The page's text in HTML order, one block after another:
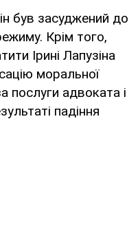
був засуджений до
Крім того,
Ірині Лапузіна
моральної
послуги адвоката і
падіння